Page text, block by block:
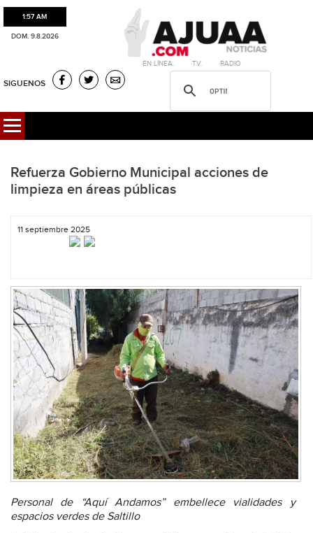
1:57 AM
DOM. 9.8.2026
·EN LÍNEA. ·T.V. ·RADIO
SIGUENOS
Refuerza Gobierno Municipal acciones de
limpieza en áreas públicas
11 septiembre 2025
Personal de “Aquí Andamos” embellece vialidades y
espacios verdes de Saltillo